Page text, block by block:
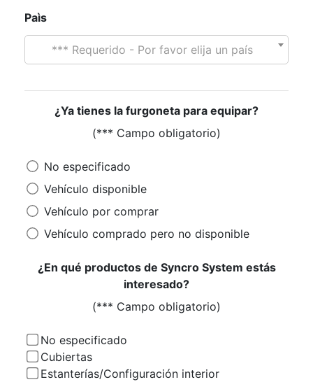
Paìs
*** Requerido - Por favor elija un país
¿Ya tienes la furgoneta para equipar?
(*** Campo obligatorio)
No especificado
Vehículo disponible
Vehículo por comprar
Vehículo comprado pero no disponible
¿En qué productos de Syncro System estás
interesado?
(*** Campo obligatorio)
No especificado
Cubiertas
Estanterías/Configuración interior